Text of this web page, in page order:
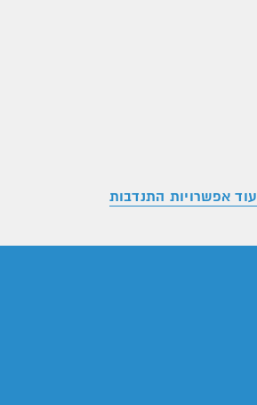
עוד אפשרויות התנדבות